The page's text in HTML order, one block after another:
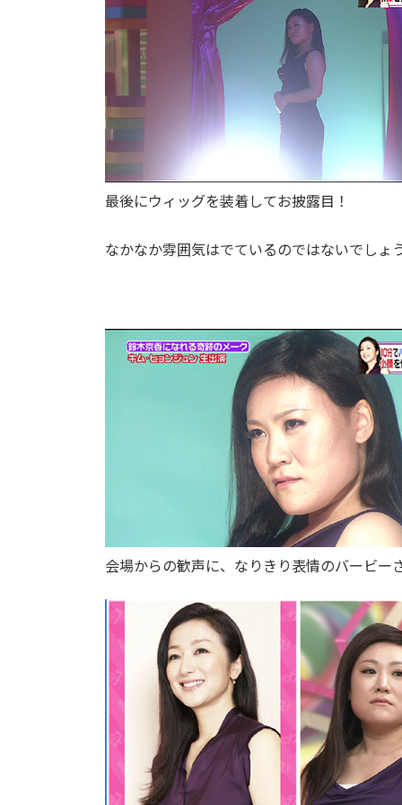
最後にウィッグを装着してお披露目！
なかなか雰囲気はでているのではないでしょ
会場からの歓声に、なりきり表情のバービー